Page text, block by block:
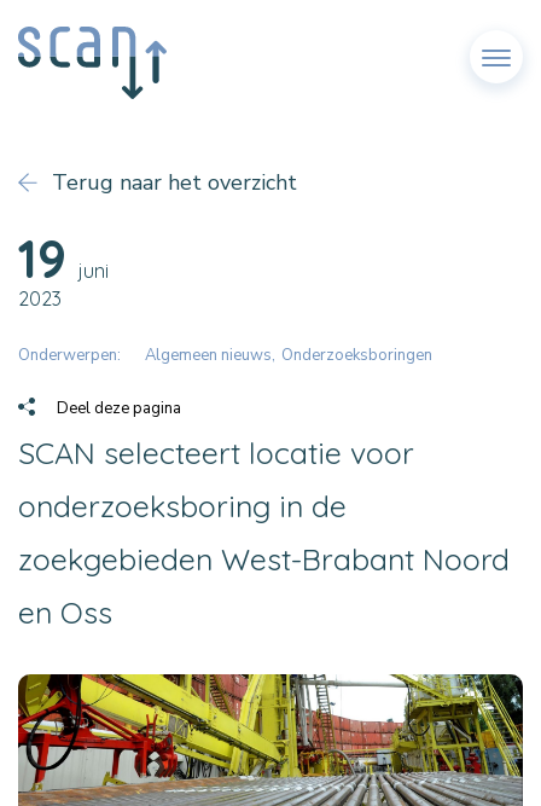
Menu
Terug naar het overzicht
19
juni
2023
Onderwerpen: Algemeen nieuws Onderzoeksboringen
Deel deze pagina
SCAN selecteert locatie voor
onderzoeksboring in de
zoekgebieden West-Brabant Noord
en Oss